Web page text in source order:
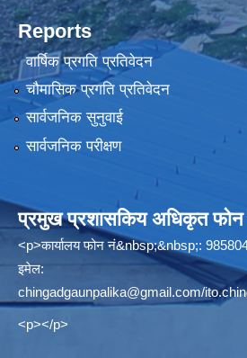
Reports
वार्षिक प्रगति प्रतिवेदन
चौमासिक प्रगति प्रतिवेदन
सार्वजनिक सुनुवाई
सार्वजनिक परीक्षण
प्रमुख प्रशासकिय अधिकृत
<p>कार्यालय फोन नं&nbsp;&nbsp;:
इमेल:
chingadgaunpalika@gmail.com/
<p></p>